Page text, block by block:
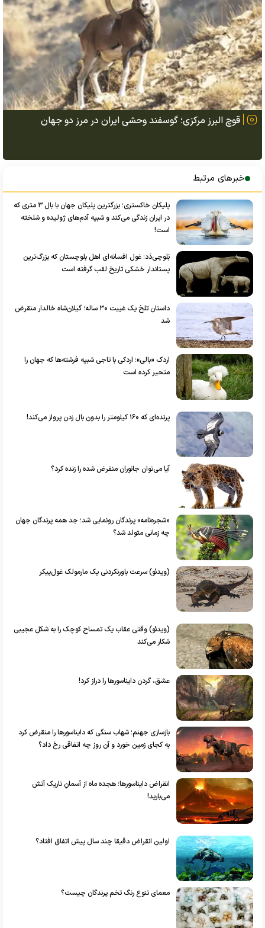
قوچ البرز مرکزی؛ گوسفند وحشی ایران در مرز دو جهان
خبرهای مرتبط
پلیکان خاکستری؛ بزرگترین پلیکان جهان با بال ۳ متری که
در ایران زندگی می‌کند و شبیه آدم‌های ژولیده و شلخته
است!
بَلوچی‌دَد؛ غول افسانه‌ای اهل بلوچستان که بزرگ‌ترین
پستاندار خشکی‌ تاریخ لقب گرفته است
داستان تلخ یک غیبت ۳۰ ساله؛ گیلان‌شاه خالدار منقرض
شد
اردک «بالی»؛ اردکی با تاجی شبیه فرشته‌ها که جهان را
متحیر کرده است
پرنده‌ای که ۱۶۰ کیلومتر را بدون بال زدن پرواز می‌کند!
آیا می‌توان جانوران منقرض شده را زنده کرد؟
«شجره‌نامه» پرندگان رونمایی شد؛ جد همه پرندگان جهان
چه زمانی متولد شد؟
(ویدئو) سرعت باورنکردنی یک مارمولک غول‌پیکر
(ویدئو) وقتی عقاب یک تمساح کوچک را به شکل عجیبی
شکار می‌کند
عشق، گردن دایناسورها را دراز کرد!
بازسازی جهنم؛ شهاب سنگی که دایناسورها را منقرض کرد
به کجای زمین خورد و آن روز چه اتفاقی رخ داد؟
انقراض دایناسور‌ها؛ هجده ماه از آسمانِ تاریک آتش
می‌بارید!
اولین انقراض دقیقا چند سال پیش اتفاق افتاد؟
معمای تنوع رنگ تخم پرندگان چیست؟